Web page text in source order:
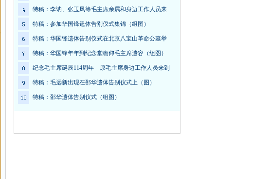
特稿：李讷、张玉凤等毛主席亲属和身边工作人员来
特稿：参加华国锋遗体告别仪式集锦（组图）
特稿：华国锋遗体告别仪式在北京八宝山革命公墓举
特稿：华国锋年年到纪念堂瞻仰毛主席遗容（组图）
纪念毛主席诞辰114周年 原毛主席身边工作人员来到
特稿：毛远新出现在邵华遗体告别仪式上（图）
特稿：邵华遗体告别仪式（组图）